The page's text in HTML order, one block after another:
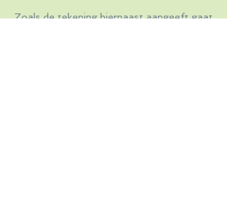
Zoals de tekening hiernaast aangeeft gaat